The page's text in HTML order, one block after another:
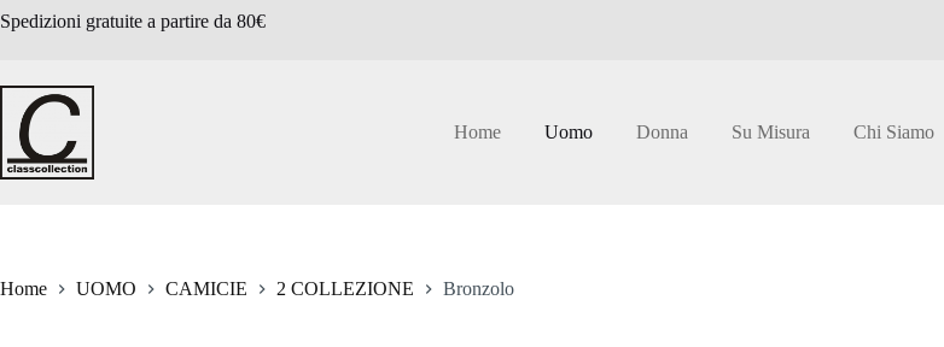
al
Spedizioni gratuite a partire da 80€
Home Uomo Donna Su Misura Chi Siamo
Home UOMO CAMICIE 2 COLLEZIONE Bronzolo